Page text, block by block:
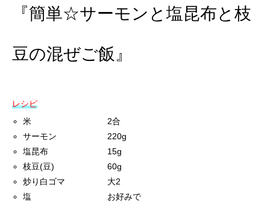
『簡単☆サーモンと塩昆布と枝
豆の混ぜご飯』
レシピ
米 2合
サーモン 220g
塩昆布 15g
枝豆(豆) 60g
炒り白ゴマ 大2
塩 お好みで